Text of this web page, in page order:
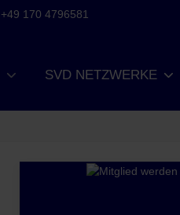
+49 170 4796581
SVD NETZWERKE